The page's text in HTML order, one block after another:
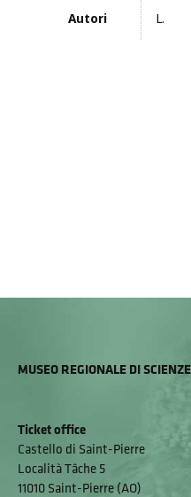
Autori L.
MUSEO REGIONALE DI
Ticket office
Castello di Saint-Pierre
Località Tâche 5
11010 Saint-Pierre (AO)